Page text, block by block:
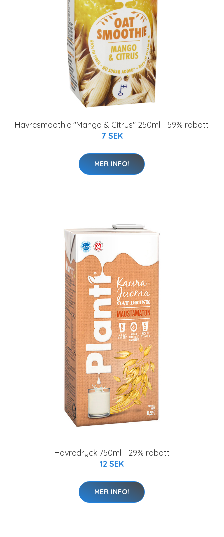
Havresmoothie "Mango & Citrus" 250ml - 59% rabatt
7 SEK
MER INFO!
Havredryck 750ml - 29% rabatt
12 SEK
MER INFO!